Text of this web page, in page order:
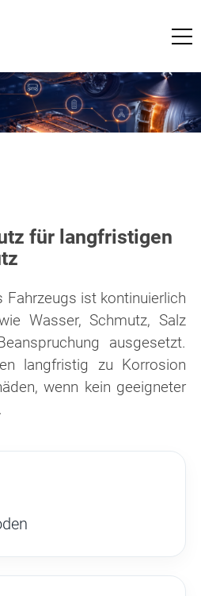
für langfristigen
Fahrzeugs ist kontinuierlich
Wasser, Schmutz, Salz
ausgesetzt.
langfristig zu Korrosion
wenn kein geeigneter